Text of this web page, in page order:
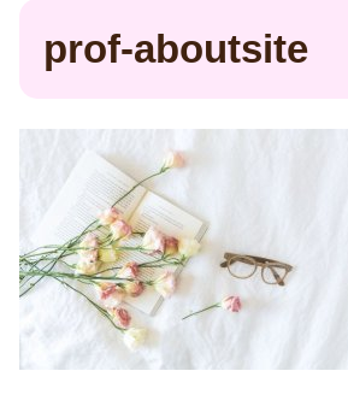
prof-aboutsite